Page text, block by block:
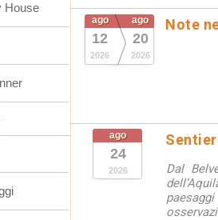
ago
12
2026
ago
20
2026
Note
ago
24
2026
Dal
House